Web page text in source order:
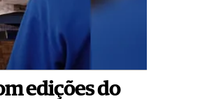
edições do